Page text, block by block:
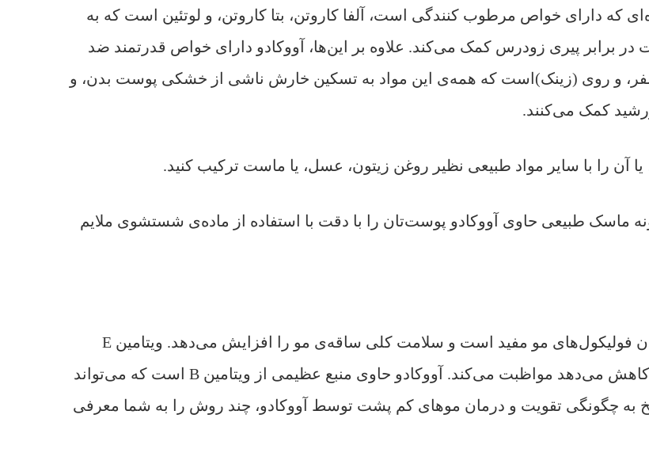
که دارای خواص مرطوب کنندگی است، آلفا کاروتن، بتا کاروتن، و لوتئین است که به
برابر پیری زودرس کمک می‌کند. علاوه بر این‌ها، آووکادو دارای خواص قدرتمند ضد
فسفر، و روی (زینک)است که همه‌ی این مواد به تسکین خارش ناشی از خشکی پوست بدن، و
کمک می‌کنند.
یا آن را با سایر مواد طبیعی نظیر روغن زیتون، عسل، یا ماست ترکیب کنید.
ماسک طبیعی حاوی آووکادو پوست‌تان را با دقت با استفاده از ماده‌ی شستشوی ملایم
ویتامین E فراوان موجود در آووکادو برای مرطوب کردن فولیکول‌های مو مفید است و سلامت کلی ساقه‌ی مو را افزایش می‌دهد. ویتامین E
همچنین از موها در برابر آسیب که سرعت رشد مو را کاهش می‌دهد مواظبت می‌کند. آووکادو حاوی منبع عظیمی از ویتامین B است که می‌تواند
به چگونگی تقویت و درمان موهای کم پشت توسط آووکادو، چند روش را به شما معرفی